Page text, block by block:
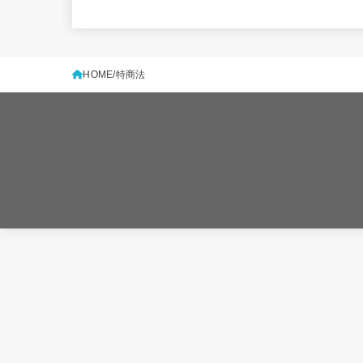
HOME 特商法